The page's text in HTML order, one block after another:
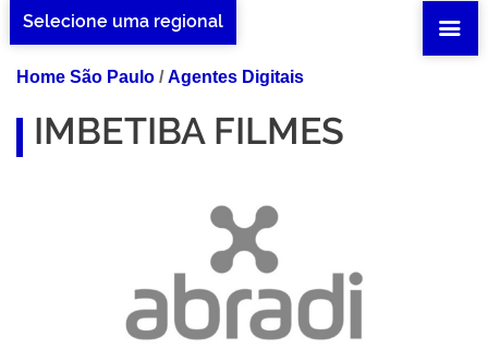
Selecione uma regional
Home São Paulo /Agentes Digitais
IMBETIBA FILMES